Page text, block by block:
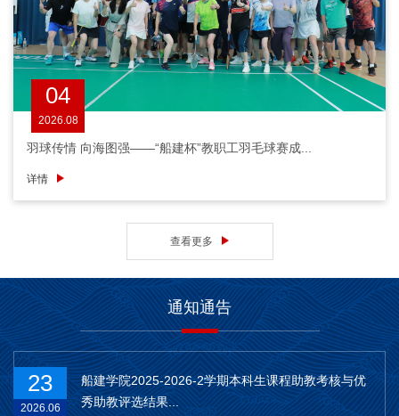
04
2026.08
羽球传情 向海图强——“船建杯”教职工羽毛球赛成...
详情
查看更多
通知通告
23
2026.06
船建学院2025-2026-2学期本科生课程助教考核与优
秀助教评选结果...